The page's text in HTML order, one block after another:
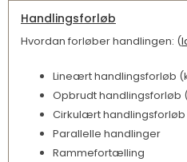
Handlingsforløb
Hvordan forløber handlingen: (
Lineært handlingsforløb
Opbrudt handlingsforløb
Cirkulært handlingsforløb
Parallelle handlinger
Rammefortælling